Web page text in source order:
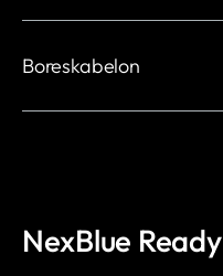
Boreskabelon
NexBlue Ready